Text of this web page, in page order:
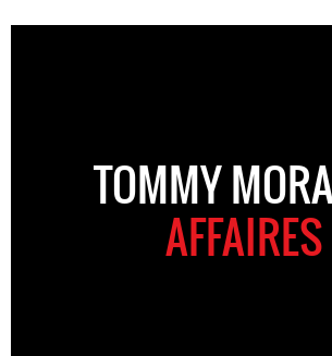
TOMMY
AFFAIRES